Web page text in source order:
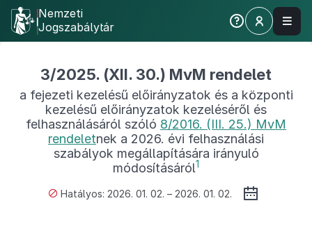
Nemzeti
Jogszabálytár
3/2025. (XII. 30.) MvM rendelet
a fejezeti kezelésű előirányzatok és a központi
kezelésű előirányzatok kezeléséről és
felhasználásáról szóló 8/2016. (III. 25.) MvM
rendeletnek a 2026. évi felhasználási
szabályok megállapítására irányuló
módosításáról1
Hatályos: 2026. 01. 02. – 2026. 01. 02.